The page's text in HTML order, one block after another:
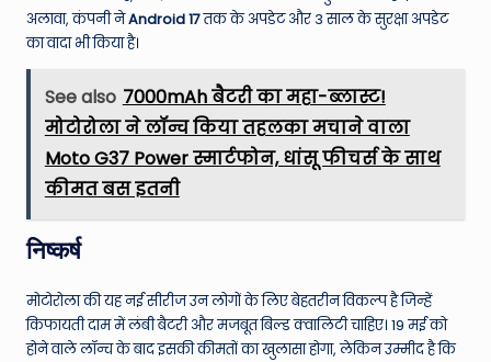
अलावा, कंपनी नेAndroid 17तक के अपडेट और 3 साल के सुरक्षा अपडेट
का वादा भी किया है।
See also 7000mAh बैटरी का महा-ब्लास्ट!
मोटोरोला ने लॉन्च किया तहलका मचाने वाला
Moto G37 Power स्मार्टफोन, धांसू फीचर्स के साथ
कीमत बस इतनी
निष्कर्ष
मोटोरोला की यह नई सीरीज उन लोगों के लिए बेहतरीन विकल्प है जिन्हें
किफायती दाम में लंबी बैटरी और मजबूत बिल्ड क्वालिटी चाहिए। 19 मई को
होने वाले लॉन्च के बाद इसकी कीमतों का खुलासा होगा, लेकिन उम्मीद है कि